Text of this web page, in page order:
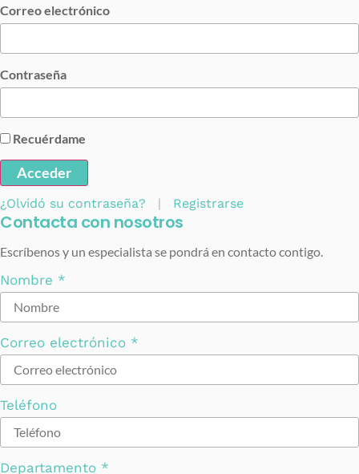
Correo electrónico
Contraseña
Recuérdame
Acceder
¿Olvidó su contraseña? | Registrarse
Contacta con nosotros
Escríbenos y un especialista se pondrá en contacto contigo.
Nombre *
Correo electrónico *
Teléfono
Departamento *